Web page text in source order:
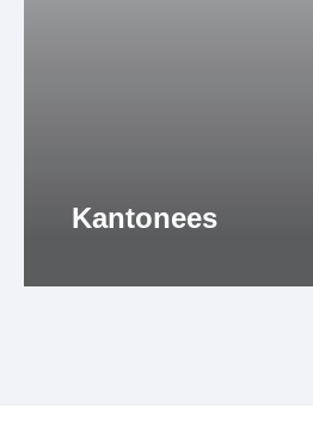
Kantonees